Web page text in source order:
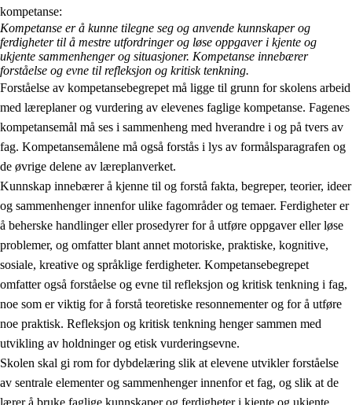
2. Prinsipper for læring, utvikling og danning
2.1 Sosial læring og utvikling
2.2 Kompetanse i fagene
Grunnleggende ferdigheter
2.4 Å lære å lære
Tverrfaglige temaer
kompetanse:
Kompetanse er å kunne tilegne seg og anvende kunnskaper og
ferdigheter til å mestre utfordringer og løse oppgaver i kjente og
ukjente sammenhenger og situasjoner. Kompetanse innebærer
forståelse og evne til refleksjon og kritisk tenkning.
Forståelse av kompetansebegrepet må ligge til grunn for skolens arbeid
med læreplaner og vurdering av elevenes faglige kompetanse. Fagenes
kompetansemål må ses i sammenheng med hverandre i og på tvers av
fag. Kompetansemålene må også forstås i lys av formålsparagrafen og
de øvrige delene av læreplanverket.
Kunnskap innebærer å kjenne til og forstå fakta, begreper, teorier, ideer
og sammenhenger innenfor ulike fagområder og temaer. Ferdigheter er
å beherske handlinger eller prosedyrer for å utføre oppgaver eller løse
problemer, og omfatter blant annet motoriske, praktiske, kognitive,
sosiale, kreative og språklige ferdigheter. Kompetansebegrepet
omfatter også forståelse og evne til refleksjon og kritisk tenkning i fag,
noe som er viktig for å forstå teoretiske resonnementer og for å utføre
noe praktisk. Refleksjon og kritisk tenkning henger sammen med
utvikling av holdninger og etisk vurderingsevne.
Skolen skal gi rom for dybdelæring slik at elevene utvikler forståelse
av sentrale elementer og sammenhenger innenfor et fag, og slik at de